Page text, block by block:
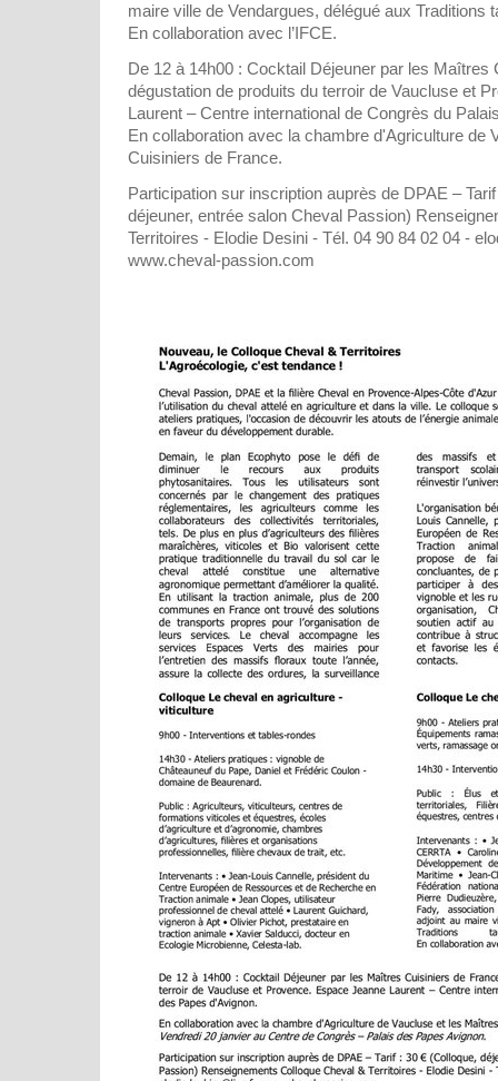
maire ville de Vendargues, délégué aux Traditions
En collaboration avec l’IFCE.
De 12 à 14h00 : Cocktail Déjeuner par les Maîtres
dégustation de produits du terroir de Vaucluse et
Laurent – Centre international de Congrès du
En collaboration avec la chambre d'Agriculture de
Cuisiniers de France.
Participation sur inscription auprès de DPAE –
déjeuner, entrée salon Cheval Passion)
Territoires - Elodie Desini - Tél. 04 90 84 02 04 -
www.cheval-passion.com